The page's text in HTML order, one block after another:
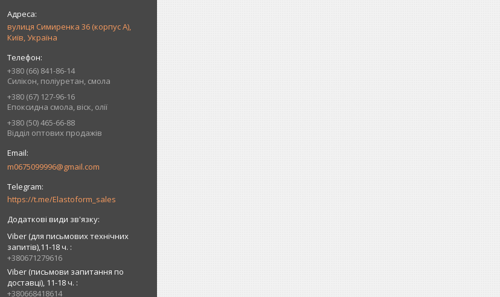
вулиця Симиренка 36 (корпус А),
Київ, Україна
+380 (66) 841-86-14
Силікон, поліуретан, смола
+380 (67) 127-96-16
Епоксидна смола, віск, олії
+380 (50) 465-66-88
Відділ оптових продажів
m0675099996@gmail.com
https://t.me/Elastoform_sales
Viber (для письмових технічних
запитів),11-18 ч.
+380671279616
Viber (письмови запитання по
доставці), 11-18 ч.
+380668418614